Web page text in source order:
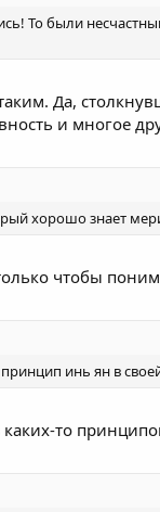
То были
Да,
и многое
хорошо знает
чтобы
инь ян в
то